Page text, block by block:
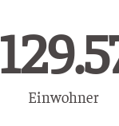
Einwohner